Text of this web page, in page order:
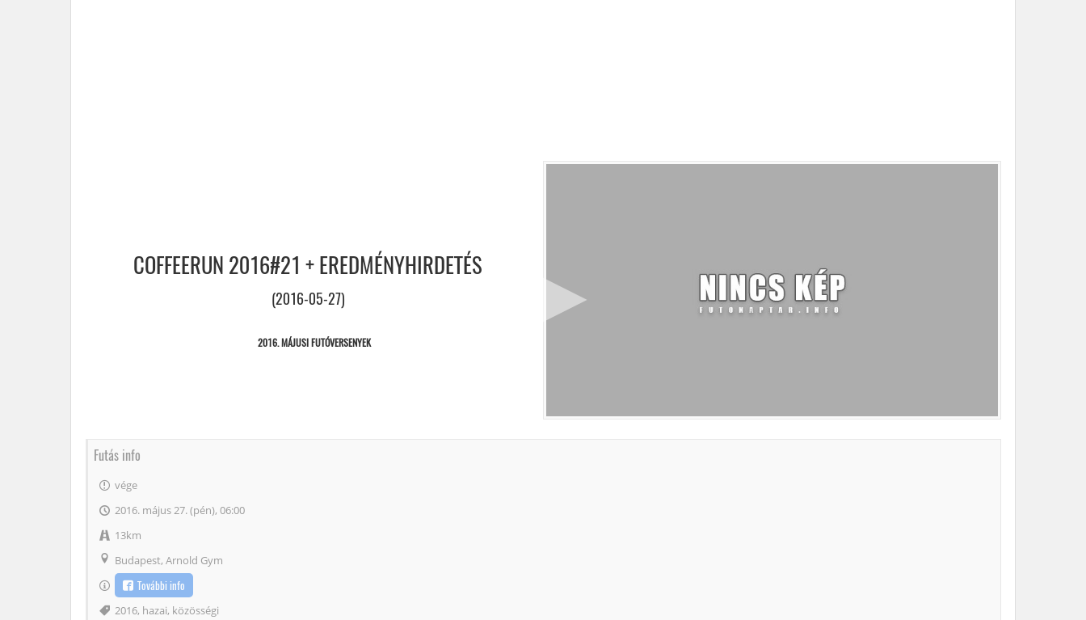
COFFEERUN 2016#21 + EREDMÉNYHIRDETÉS
(2016-05-27)
2016. MÁJUSI FUTÓVERSENYEK
Futás info
vége
2016. május 27. (pén), 06:00
13km
Budapest, Arnold Gym
További info
Címke
2016, hazai, közösségi